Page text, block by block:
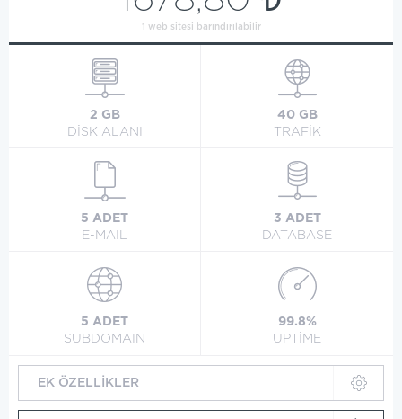
1 web sitesi barındırılabilir
2 GB
DİSK ALANI
40 GB
TRAFİK
5 ADET
E-MAIL
3 ADET
DATABASE
5 ADET
SUBDOMAIN
99.8%
UPTİME
EK ÖZELLİKLER